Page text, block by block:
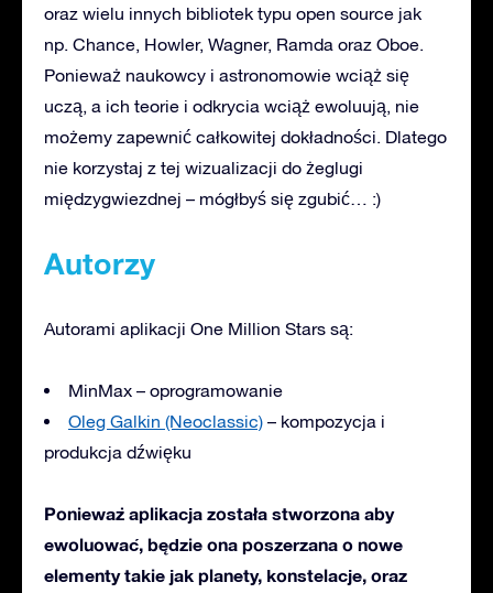
oraz wielu innych bibliotek typu open source jak
np. Chance, Howler, Wagner, Ramda oraz Oboe.
Ponieważ naukowcy i astronomowie wciąż się
uczą, a ich teorie i odkrycia wciąż ewoluują, nie
możemy zapewnić całkowitej dokładności. Dlatego
nie korzystaj z tej wizualizacji do żeglugi
międzygwiezdnej – mógłbyś się zgubić… :)
Autorzy
Autorami aplikacji One Million Stars są:
MinMax – oprogramowanie
Oleg Galkin (Neoclassic) – kompozycja i
produkcja dźwięku
Ponieważ aplikacja została stworzona aby
ewoluować, będzie ona poszerzana o nowe
elementy takie jak planety, konstelacje, oraz